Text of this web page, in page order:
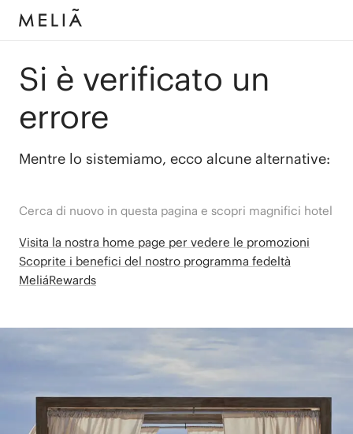
Si è verificato un
errore
Mentre lo sistemiamo, ecco alcune alternative:
Cerca di nuovo in questa pagina e scopri magnifici hotel
Visita la nostra home page per vedere le promozioni
Scoprite i benefici del nostro programma fedeltà
MeliáRewards